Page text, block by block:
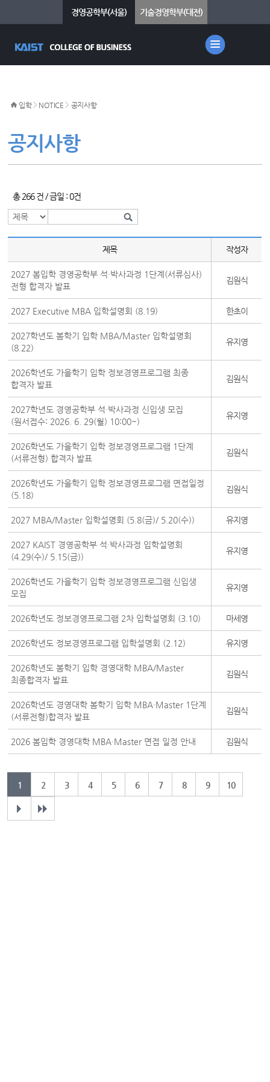
경영공학부(서울) 기술경영학부(대전)
공지사항
입학> NOTICE > 공지사항
총 266 건 / 금일 : 0건
제목 작성자
2027 봄입학 경영공학부 석·박사과정 1단계(서류심사)
전형 합격자 발표
김원식
2027 Executive MBA 입학설명회 (8.19) 한초이
2027학년도 봄학기 입학 MBA/Master 입학설명회
(8.22)
유지영
2026학년도 가을학기 입학 정보경영프로그램 최종
합격자 발표
김원식
2027학년도 경영공학부 석·박사과정 신입생 모집
(원서접수: 2026. 6. 29(월) 10:00~)
유지영
2026학년도 가을학기 입학 정보경영프로그램 1단계
(서류전형) 합격자 발표
김원식
2026학년도 가을학기 입학 정보경영프로그램 면접일정
(5.18)
김원식
2027 MBA/Master 입학설명회 (5.8(금)/ 5.20(수)) 유지영
2027 KAIST 경영공학부 석·박사과정 입학설명회
(4.29(수)/ 5.15(금))
유지영
2026학년도 가을학기 입학 정보경영프로그램 신입생
모집
유지영
2026학년도 정보경영프로그램 2차 입학설명회 (3.10) 마세영
2026학년도 정보경영프로그램 입학설명회 (2.12) 유지영
2026학년도 봄학기 입학 경영대학 MBA/Master
최종합격자 발표
김원식
2026학년도 경영대학 봄학기 입학 MBA·Master 1단계
(서류전형)합격자 발표
김원식
2026 봄입학 경영대학 MBA·Master 면접 일정 안내 김원식
1 2 3 4 5 6 7 8 9 10